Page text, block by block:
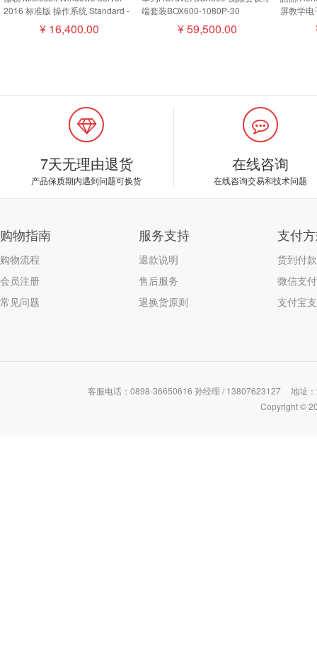
2016 标准版 操作系统 Standard -
16 Core License Pack
¥16,400.00
端套装BOX600-1080P-30
camera200摄像机MIC500全向麦
¥59,500.00
屏教学
7天无理由退货
产品保质期内遇到问题可换货
在线咨询
在线咨询交易和技术问题
购物指南
购物流程
会员注册
常见问题
服务支持
退款说明
售后服务
退换货原则
支付
货到付款
微信支付
支付宝
客服电话：0898-36650616 孙经理 / 13807623127
地址
Copyright ©